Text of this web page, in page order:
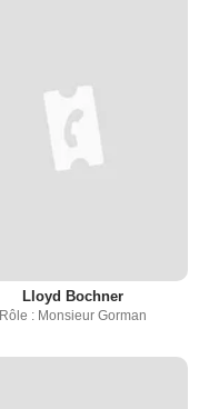
Lloyd Bochner
Rôle : Monsieur Gorman